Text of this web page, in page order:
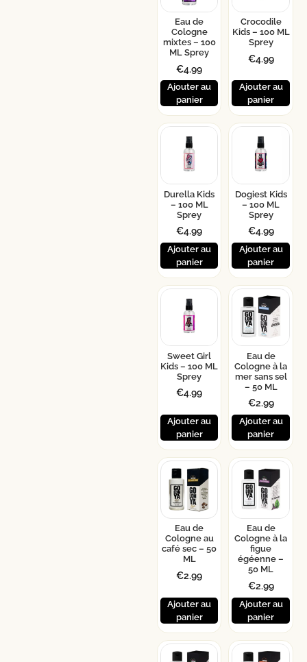
Eau de
Cologne
mixtes – 100
ML Sprey
€4.99
Ajouter au
panier
Crocodile
Kids – 100 ML
Sprey
€4.99
Ajouter au
panier
Durella Kids
– 100 ML
Sprey
€4.99
Ajouter au
panier
Dogiest Kids
– 100 ML
Sprey
€4.99
Ajouter au
panier
Sweet Girl
Kids – 100 ML
Sprey
€4.99
Ajouter au
panier
Eau de
Cologne à la
mer sans sel
– 50 ML
€2.99
Ajouter au
panier
Eau de
Cologne au
café sec – 50
ML
€2.99
Ajouter au
panier
Eau de
Cologne à la
figue
égéenne –
50 ML
€2.99
Ajouter au
panier